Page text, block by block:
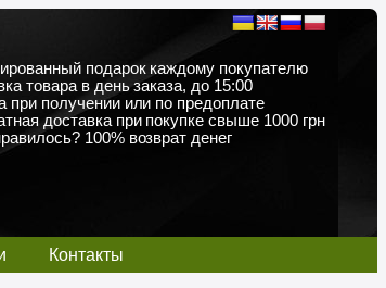
подарок каждому покупателю
товара в день заказа, до 15:00
при получении или по предоплате
доставка при покупке свыше 1000 грн
100% возврат денег
Контакты